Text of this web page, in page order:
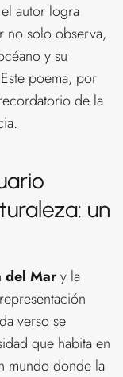
autor logra
no solo observa,
y su
poema, por
de la
un
del Mary la
verso se
que habita en
mundo donde la